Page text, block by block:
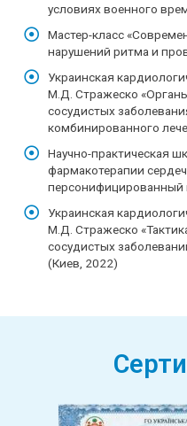
условиях военного
Мастер-класс
нарушений ритма и
Украинская
М.Д. Стражеско
сосудистых
комбинированного
Научно-практическая
фармакотерапии
персонифицированный
Украинская
М.Д. Стражеско
сосудистых
(Киев, 2022)